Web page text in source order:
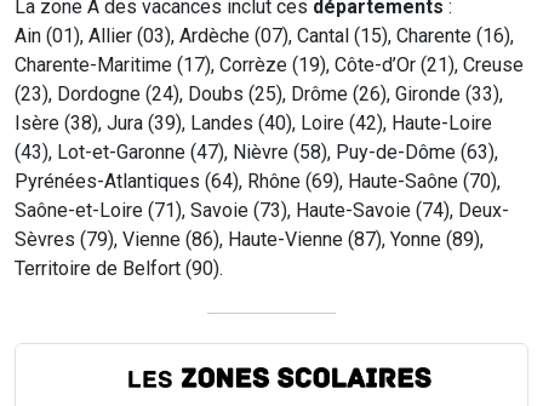
La zone A des vacances inclut ces départements :
Ain (01), Allier (03), Ardèche (07), Cantal (15), Charente (16),
Charente-Maritime (17), Corrèze (19), Côte-d’Or (21), Creuse
(23), Dordogne (24), Doubs (25), Drôme (26), Gironde (33),
Isère (38), Jura (39), Landes (40), Loire (42), Haute-Loire
(43), Lot-et-Garonne (47), Nièvre (58), Puy-de-Dôme (63),
Pyrénées-Atlantiques (64), Rhône (69), Haute-Saône (70),
Saône-et-Loire (71), Savoie (73), Haute-Savoie (74), Deux-
Sèvres (79), Vienne (86), Haute-Vienne (87), Yonne (89),
Territoire de Belfort (90).